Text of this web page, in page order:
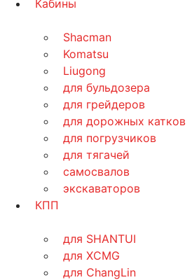
Кабины
Shacman
Komatsu
Liugong
для бульдозера
для грейдеров
для дорожных катков
для погрузчиков
для тягачей
самосвалов
экскаваторов
КПП
для SHANTUI
для XCMG
для ChangLin